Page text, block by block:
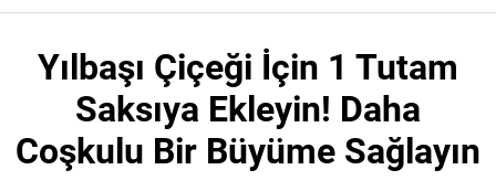
Yılbaşı Çiçeği İçin 1 Tutam
Saksıya Ekleyin! Daha
Coşkulu Bir Büyüme Sağlayın